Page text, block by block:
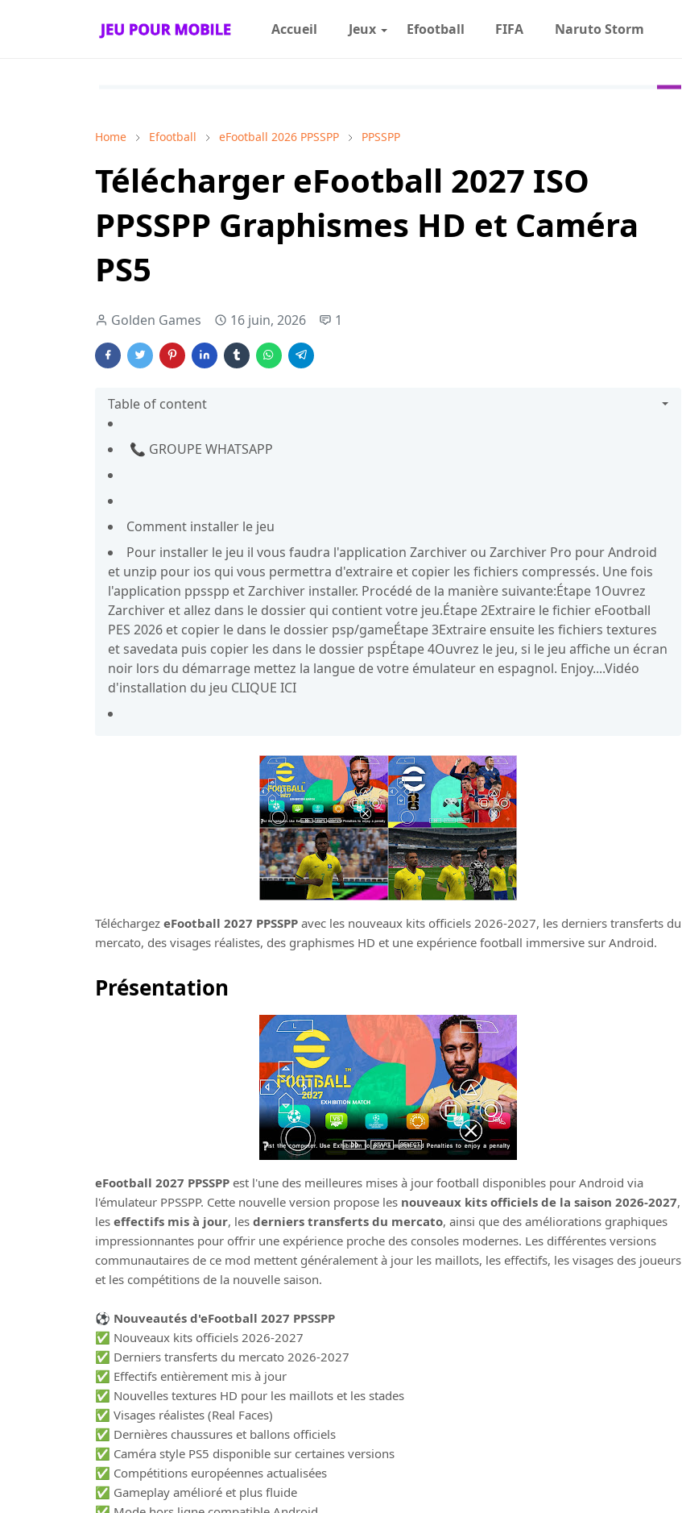
Accueil Jeux Efootball FIFA Naruto Storm
Home Efootball eFootball 2026 PPSSPP PPSSPP
Télécharger eFootball 2027 ISO
PPSSPP Graphismes HD et Caméra
PS5
Golden Games 16 juin, 2026 1
Table of content
📞 GROUPE WHATSAPP
Comment installer le jeu
Pour installer le jeu il vous faudra l'application Zarchiver ou Zarchiver Pro pour Android
et unzip pour ios qui vous permettra d'extraire et copier les fichiers compressés. Une fois
l'application ppsspp et Zarchiver installer. Procédé de la manière suivante:Étape 1Ouvrez
Zarchiver et allez dans le dossier qui contient votre jeu.Étape 2Extraire le fichier eFootball
PES 2026 et copier le dans le dossier psp/gameÉtape 3Extraire ensuite les fichiers textures
et savedata puis copier les dans le dossier pspÉtape 4Ouvrez le jeu, si le jeu affiche un écran
noir lors du démarrage mettez la langue de votre émulateur en espagnol. Enjoy....Vidéo
d'installation du jeu CLIQUE ICI
Téléchargez eFootball 2027 PPSSPP avec les nouveaux kits officiels 2026-2027, les derniers transferts du
mercato, des visages réalistes, des graphismes HD et une expérience football immersive sur Android.
Présentation
eFootball 2027 PPSSPP est l'une des meilleures mises à jour football disponibles pour Android via
l'émulateur PPSSPP. Cette nouvelle version propose les nouveaux kits officiels de la saison 2026-2027,
les effectifs mis à jour, les derniers transferts du mercato, ainsi que des améliorations graphiques
impressionnantes pour offrir une expérience proche des consoles modernes. Les différentes versions
communautaires de ce mod mettent généralement à jour les maillots, les effectifs, les visages des joueurs
et les compétitions de la nouvelle saison.
⚽ Nouveautés d'eFootball 2027 PPSSPP
✅ Nouveaux kits officiels 2026-2027
✅ Derniers transferts du mercato 2026-2027
✅ Effectifs entièrement mis à jour
✅ Nouvelles textures HD pour les maillots et les stades
✅ Visages réalistes (Real Faces)
✅ Dernières chaussures et ballons officiels
✅ Caméra style PS5 disponible sur certaines versions
✅ Compétitions européennes actualisées
✅ Gameplay amélioré et plus fluide